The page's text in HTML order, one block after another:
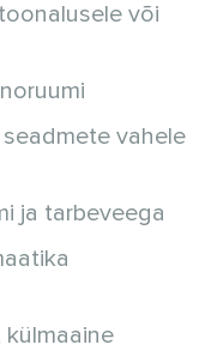
või
vahele
ja tarbeveega
külmaaine